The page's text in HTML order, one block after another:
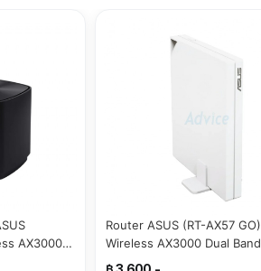
AX3000
Router ASUS (RT-AX57 GO)
Wireless AX3000 Dual Band
Gigabit Wi-FI 6 Travel